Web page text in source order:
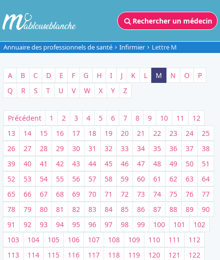
Rechercher un médecin
Annuaire des professionnels de santé Infirmier Lettre M
A B C D E F G H I J K L M N O
P
Q
R S T U V W X Y Z
Précédent 1 2 3 4 5 6 7 8 9 10 11
12
13
14 15 16 17 18 19 20 21 22 23 24
25
26
27 28 29 30 31 32 33 34 35 36 37
38
39
40 41 42 43 44 45 46 47 48 49 50
51
52
53 54 55 56 57 58 59 60 61 62 63
64
65
66 67 68 69 70 71 72 73 74 75 76
77
78
79 80 81 82 83 84 85 86 87 88 89
90
91
92 93 94 95 96 97 98 99 100 101
102
103
104 105 106 107 108 109 110 111
112
113
114 115 116 117 118 119 120 121
122